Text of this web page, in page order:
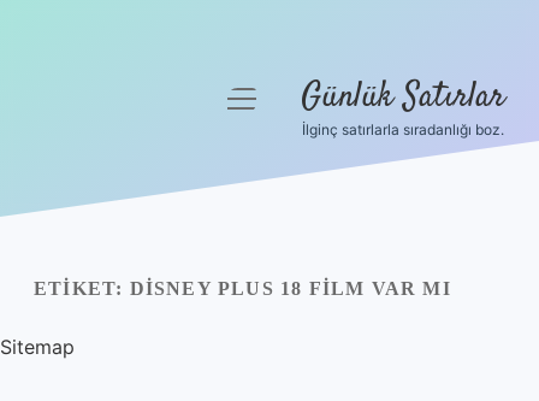
Yasal Uyarı
Hakkımızda
menüyü Günlük Satırlar
İlginç satırlarla sıradanlığı boz.
ETIKET: DISNEY PLUS 18 FILM VAR MI
Sitemap